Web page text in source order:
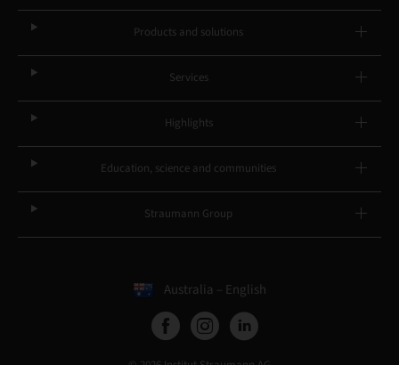
Products and solutions
Services
Highlights
Education, science and communities
Straumann Group
Australia – English